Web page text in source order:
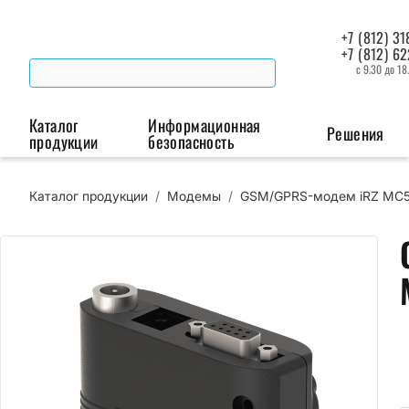
+7 (812)
+7 (812)
с 9.30 до
Каталог
продукции
Беспроводная связь
Промышленные
контроллеры
Промышленная автоматизация
Информационная
безопасность Решения
Каталог продукции / Модемы / GSM/GPRS-модем iRZ